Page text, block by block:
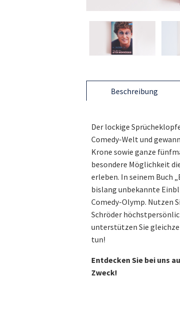
Beschreibung
Der lockige
Comedy-Welt und
Krone sowie ganze
besondere Möglichkeit
erleben. In seinem Buch
bislang unbekannte
Comedy-Olymp. Nutzen
Schröder
unterstützen Sie
tun!
Entdecken Sie bei uns
Zweck!